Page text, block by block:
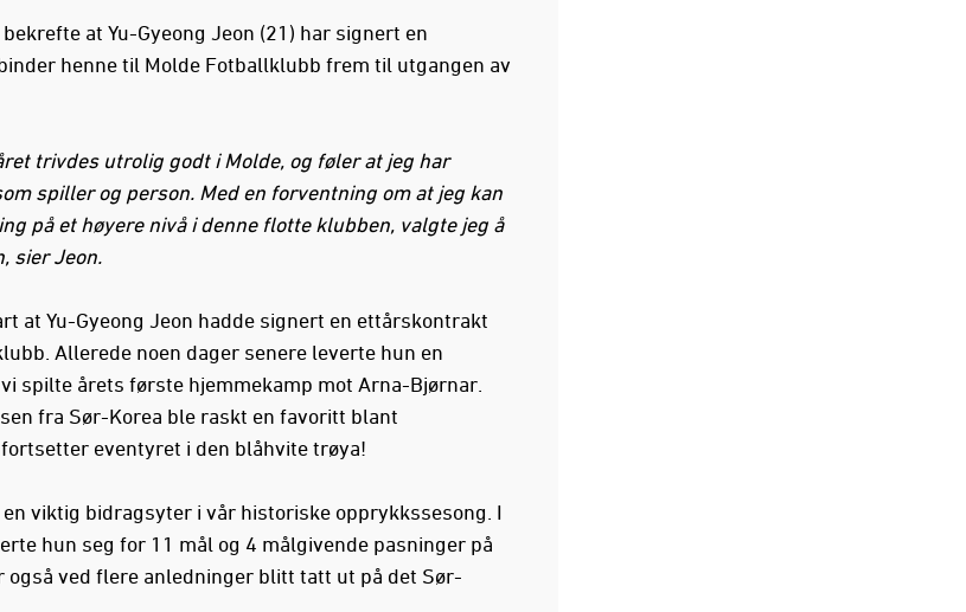
at Yu-Gyeong Jeon (21) har signert en
henne til Molde Fotballklubb frem til utgangen av
trivdes utrolig godt i Molde, og føler at jeg har
spiller og person. Med en forventning om at jeg kan
på et høyere nivå i denne flotte klubben, valgte jeg å
sier Jeon.
at Yu-Gyeong Jeon hadde signert en ettårskontrakt
Allerede noen dager senere leverte hun en
spilte årets første hjemmekamp mot Arna-Bjørnar.
fra Sør-Korea ble raskt en favoritt blant
eventyret i den blåhvite trøya!
viktig bidragsyter i vår historiske opprykkssesong. I
hun seg for 11 mål og 4 målgivende pasninger på
også ved flere anledninger blitt tatt ut på det Sør-